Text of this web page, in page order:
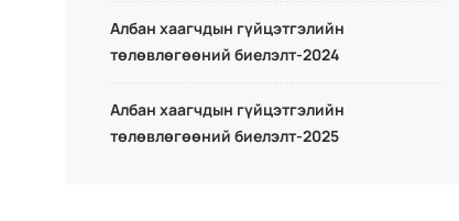
Албан хаагчдын гүйцэтгэлийн
төлөвлөгөөний биелэлт-2024
Албан хаагчдын гүйцэтгэлийн
төлөвлөгөөний биелэлт-2025